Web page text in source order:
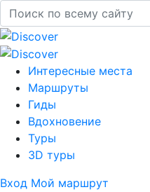
Интересные места
Маршруты
Гиды
Вдохновение
Туры
3D туры
Вход Мой маршрут